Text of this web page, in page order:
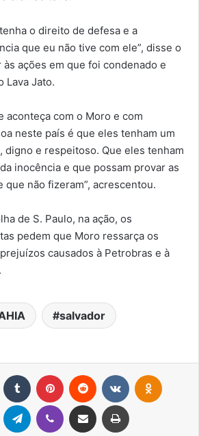
o direito de defesa e a
que eu não tive com ele”, disse o
ações em que foi condenado e
Lava Jato.
aconteça com o Moro e com
neste país é que eles tenham um
digno e respeitoso. Que eles tenham
inocência e que possam provar as
que não fizeram”, acrescentou.
de S. Paulo, na ação, os
pedem que Moro ressarça os
causados à Petrobras e à
salvador
Linkedin Tumblr Pinterest Reddit VK
WhatsAppTelegram Viber Compartilhar via e-mail Imprimir